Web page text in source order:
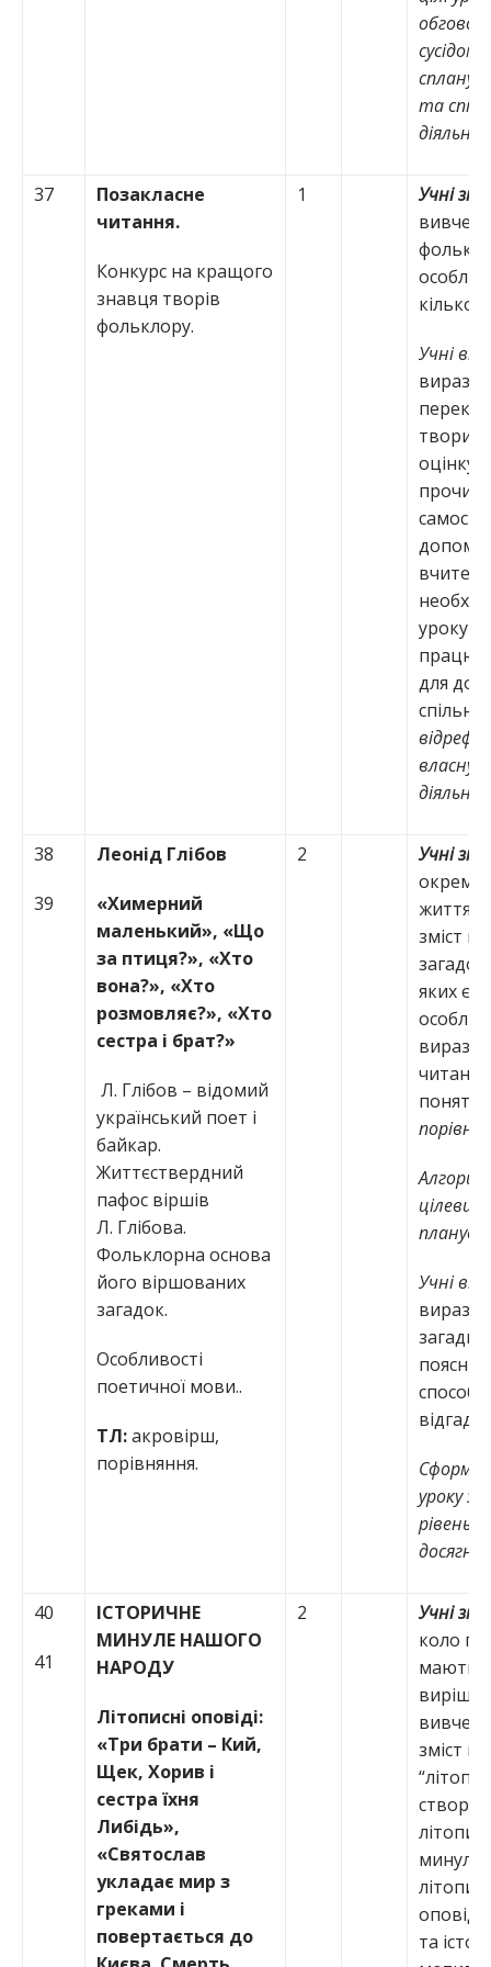
сусідом
та
37
Позакласне
читання.
Конкурс на кращого
знавця творів
фольклору.
1
Учні
кількох
Учні
твори;
оцінку
уроку
для
власну
38
39
Леонід Глібов
«Химерний
маленький», «Що
за птиця?», «Хто
вона?», «Хто
розмовляє?», «Хто
сестра і брат?»
Л. Глібов – відомий
український поет і
байкар.
Життєствердний
пафос віршів
Л. Глібова.
Фольклорна основа
його віршованих
загадок.
Особливості
поетичної мови..
ТЛ:акровірш,
порівняння.
2
Учні
окремі
життя
зміст
яких є
Учні
способи
урокуз
рівень
40
41
ІСТОРИЧНЕ
МИНУЛЕ НАШОГО
НАРОДУ
Літописні оповіді:
«Три брати – Кий,
Щек, Хорив і
сестра їхня
Либідь»,
«Святослав
укладає мир з
греками і
повертається до
2
Учні
коло
мають
зміст
минулих
та